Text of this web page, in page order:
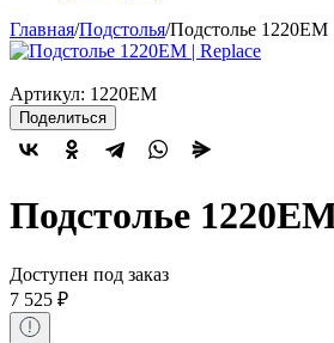
Главная/Подстолья/Подстолье 1220EM
Артикул: 1220EM
Поделиться
Подстолье
Доступен под заказ
7 525 ₽